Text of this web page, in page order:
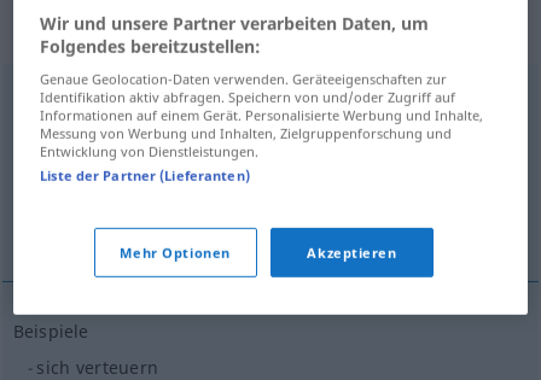
„verteuern“: reflexives Verb
verteuernv/r <verteuern >
Übersicht aller Übersetzungen
(Für mehr Details die Übersetzung anklicken/antippen)
<po-, z>drożeć
Beispiele
sich verteuern
Wir und unsere Partner verarbeiten Daten, um
Folgendes bereitzustellen:
Genaue Geolocation-Daten verwenden. Geräteeigenschaften zur
Identifikation aktiv abfragen. Speichern von und/oder Zugriff auf
Informationen auf einem Gerät. Personalisierte Werbung und Inhalte,
Messung von Werbung und Inhalten, Zielgruppenforschung und
Entwicklung von Dienstleistungen.
Liste der Partner (Lieferanten)
Mehr Optionen Akzeptieren